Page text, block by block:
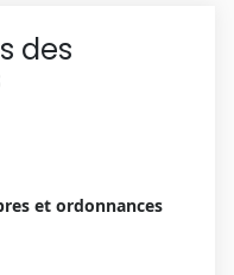
des
et ordonnances